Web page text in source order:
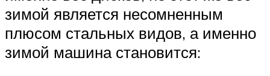
зимой является несомненным
плюсом стальных видов, а именно
зимой машина становится: